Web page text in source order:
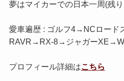
夢はマイカーでの日本一周(残
愛車遍歴 : ゴルフ4→NCロード
RAVR→RX-8→ジャガー
プロフィール詳細はこちら